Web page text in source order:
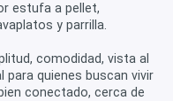
estufa a pellet,
y parrilla.
comodidad, vista al
para quienes buscan vivir
conectado, cerca de